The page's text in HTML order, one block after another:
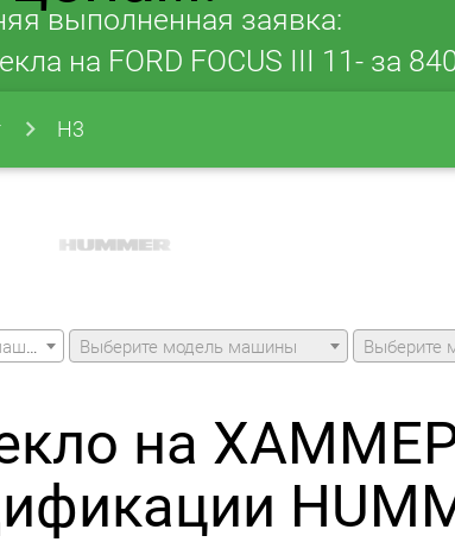
выполненная заявка:
на FORD FOCUS III 11- за
H3
Выберите марку машины Выберите модель машины Выберите
на